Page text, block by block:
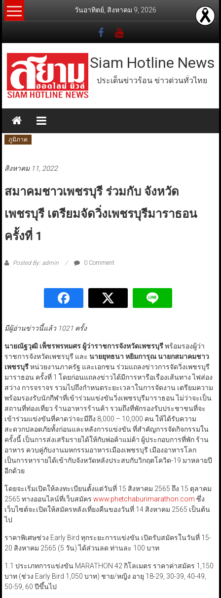
Skip
to
วันอาทิตย์, สิงหาคม 9, 2026
Siam Hotline News
ประเด็นข่าวร้อน ข่าวด่วนทั่วไทย
ภูมิภาค
สิงหาคม 11, 2022
สมาคมชาวเพชรบุรี ร่วมกับ จังหวัด
เพชรบุรี เตรียมจัดวิ่งเพชรบุรีมาราธอน
ครั้งที่ 1
Posted By: admin 0 Comment
มีผู้อ่านข่าวนี้แล้ว 1021 ครั้ง
นายณัฐวุฒิ เพ็ชรพรหมศร ผู้ว่าราชการจังหวัดเพชรบุรีพร้อมรองผู้ว่า
ราชการจังหวัดเพชรบุรี และ นายยุทธนา หยิมการุณ นายกสมาคมชาว
เพชรบุรีหน่วยงานภาครัฐ และเอกชน ร่วมแถลงข่าวการจัดวิ่งเพชรบุรี
มาราธอน ครั้งที่ 1 โดยก่อนแถลงข่าวได้มีการหารือเรื่องเส้นทาง ไฟส่อง
สว่าง การจราจร รวมไปถึงกำหนดระยะเวลาในการจัดงาน เตรียมความ
พร้อมรองรับนักกีฬาที่เข้าร่วมแข่งขันวิ่งเพชรบุรีมาราธอน ไม่ว่าจะเป็น
สถานที่ท่องเที่ยว ร้านอาหารร้านค้า รวมถึงที่พักรองรับประชาชนที่จะ
เข้าร่วมแข่งขันที่คาดว่าจะมีถึง 8,000 – 10,000 คน ให้ได้รับความ
สะดวกปลอดภัยทั้งก่อนและหลังการแข่งขัน ที่สำคัญการจัดกิจกรรมใน
ครั้งนี้ เป็นการส่งเสริมรายได้ให้กับพ่อค้าแม่ค้า ผู้ประกอบการที่พัก ร้าน
อาหาร ควบคู่กับงานมหกรรมอาหารเมืองเพชรบุรี เมืองอาหารโลก
เป็นการหารายได้เข้ากับจังหวัดหลังประสบกับวิกฤตโควิด-19 มาหลายปี
อีกด้วย
โดยจะเริ่มเปิดให้ลงทะเบียนตั้งแต่วันที่ 15 สิงหาคม 2565 ถึง 15 ตุลาคม
2565 ทางออนไลน์ที่เว็บสมัคร www.phetchaburimarathon.com ซึ่ง
เว็บไซต์จะเปิดให้สมัครหลังเที่ยงคืนของวันที่ 14 สิงหาคม 2565 เป็นต้น
ไป
ราคาพิเศษช่วง Early Bird ทุกระยะการแข่งขัน เปิดรับสมัครในวันที่ 15-
20 สิงหาคม 2565 (5 วัน) ได้ส่วนลด ท่านละ 100 บาท
1.1 ประเภทการแข่งขัน MARATHON 42 กิโลเมตร ราคาค่าสมัคร 1,150
บาท (ช่วง Early Bird 1,050 บาท) ชาย/หญิง อายุ 18-29, 30-39, 40-49,
50-59, 60 ปีขึ้นไป